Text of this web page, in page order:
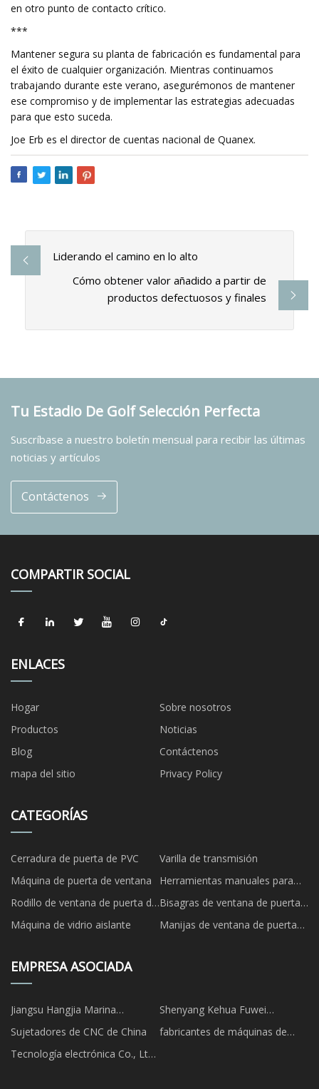
en otro punto de contacto crítico.
***
Mantener segura su planta de fabricación es fundamental para
el éxito de cualquier organización. Mientras continuamos
trabajando durante este verano, asegurémonos de mantener
ese compromiso y de implementar las estrategias adecuadas
para que esto suceda.
Joe Erb es el director de cuentas nacional de Quanex.
Liderando el camino en lo alto
Cómo obtener valor añadido a partir de
productos defectuosos y finales
Tu Estadio De Golf Selección Perfecta
Suscríbase a nuestro boletín mensual para recibir las últimas
noticias y artículos
Contáctenos
COMPARTIR SOCIAL
ENLACES
Hogar
Sobre nosotros
Productos
Noticias
Blog
Contáctenos
mapa del sitio
Privacy Policy
CATEGORÍAS
Cerradura de puerta de PVC
Varilla de transmisión
Máquina de puerta de ventana
Herramientas manuales para
puertas y ventanas
Rodillo de ventana de puerta de
UPVC
Bisagras de ventana de puerta
de UPVC
Máquina de vidrio aislante
Manijas de ventana de puerta
EMPRESA ASOCIADA
Jiangsu Hangjia Marina
Decoración Co., Ltd.
Shenyang Kehua Fuwei
Fabricación de equipos
industriales Co., Ltd.
Sujetadores de CNC de China
fabricantes de máquinas de
Tecnología electrónica Co., Ltd.